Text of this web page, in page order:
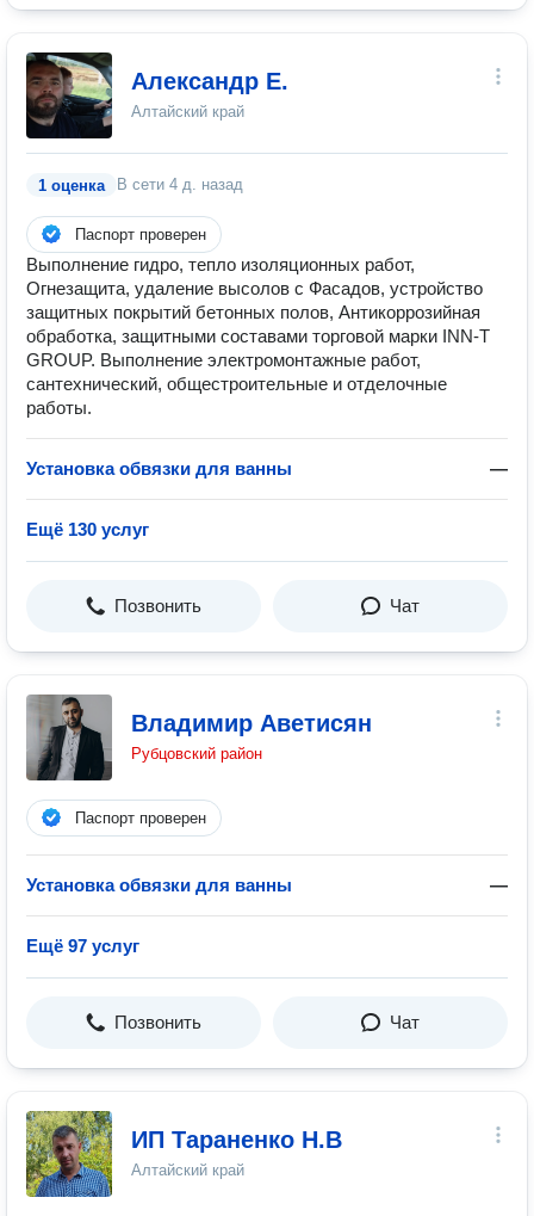
Александр Е.
Алтайский край
1 оценка В сети 4 д. назад
Паспорт проверен
Выполнение гидро, тепло изоляционных работ,
Огнезащита, удаление высолов с Фасадов, устройство
защитных покрытий бетонных полов, Антикоррозийная
обработка, защитными составами торговой марки INN-T
GROUP. Выполнение электромонтажные работ,
сантехнический, общестроительные и отделочные
работы.
Установка обвязки для ванны —
Ещё 130 услуг
Позвонить Чат
Владимир Аветисян
Рубцовский район
Паспорт проверен
Установка обвязки для ванны —
Ещё 97 услуг
Позвонить Чат
ИП Тараненко Н.В
Алтайский край